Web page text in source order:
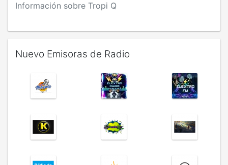
Información sobre Tropi Q
Nuevo Emisoras de Radio